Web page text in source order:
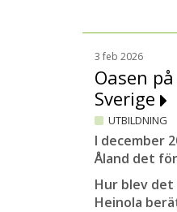
3 feb 2026
Oasen
Sverige
UTBILDNING
I december
Åland det
Hur blev det
Heinola